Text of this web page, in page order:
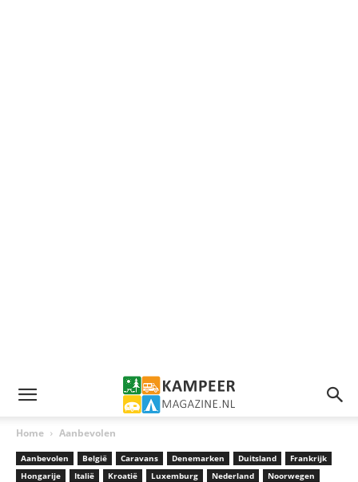
Home Aanbevolen
Aanbevolen België Caravans Denemarken Duitsland
Frankrijk
Hongarije
Italië Kroatië Luxemburg Nederland
Noorwegen